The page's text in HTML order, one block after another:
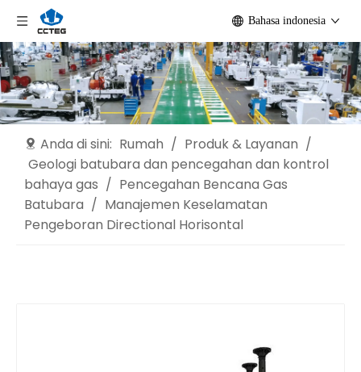
Bahasa indonesia
Anda di sini: Rumah / Produk & Layanan /
Geologi batubara dan pencegahan dan kontrol
bahaya gas / Pencegahan Bencana Gas
Batubara / Manajemen Keselamatan
Pengeboran Directional Horisontal